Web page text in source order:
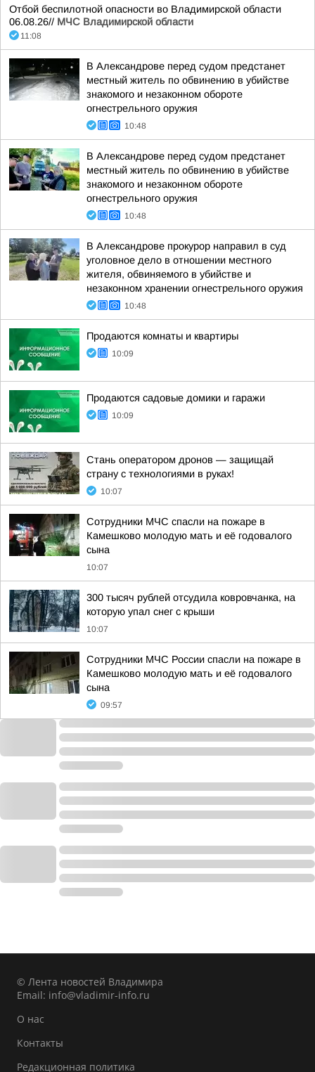
Отбой беспилотной опасности во Владимирской области
06.08.26// МЧС Владимирской области
11:08
В Александрове перед судом предстанет
местный житель по обвинению в убийстве
знакомого и незаконном обороте
огнестрельного оружия
10:48
В Александрове перед судом предстанет
местный житель по обвинению в убийстве
знакомого и незаконном обороте
огнестрельного оружия
10:48
В Александрове прокурор направил в суд
уголовное дело в отношении местного
жителя, обвиняемого в убийстве и
незаконном хранении огнестрельного оружия
10:48
Продаются комнаты и квартиры
10:09
Продаются садовые домики и гаражи
10:09
Стань оператором дронов — защищай
страну с технологиями в руках!
10:07
Сотрудники МЧС спасли на пожаре в
Камешково молодую мать и её годовалого
сына
10:07
300 тысяч рублей отсудила ковровчанка, на
которую упал снег с крыши
10:07
Сотрудники МЧС России спасли на пожаре в
Камешково молодую мать и её годовалого
сына
09:57
© Лента новостей Владимира
Email: info@vladimir-info.ru
О нас
Контакты
Редакционная политика